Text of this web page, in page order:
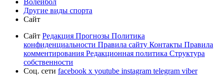
Волейбол
Другие виды спорта
Сайт
Сайт Редакция Прогнозы Политика
конфиденциальности Правила сайту Контакты Правила
комментирования Редакционная политика Структура
собственности
Соц. сети facebook x youtube instagram telegram viber